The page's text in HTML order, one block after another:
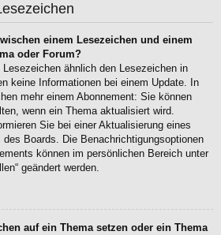
einem Lesezeichen und einem
oder Forum?
ähnlich den Lesezeichen in
keine Informationen bei einem Update. In
mehr einem Abonnement: Sie können
wenn ein Thema aktualisiert wird.
Sie bei einer Aktualisierung eines
Boards. Die Benachrichtigungsoptionen
können im persönlichen Bereich unter
geändert werden.
auf ein Thema setzen oder ein Thema